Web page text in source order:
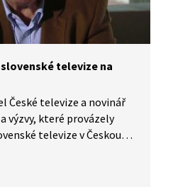
televize na
České televize a novinář
výzvy, které provázely
televize v Českou
či zažité zvyky